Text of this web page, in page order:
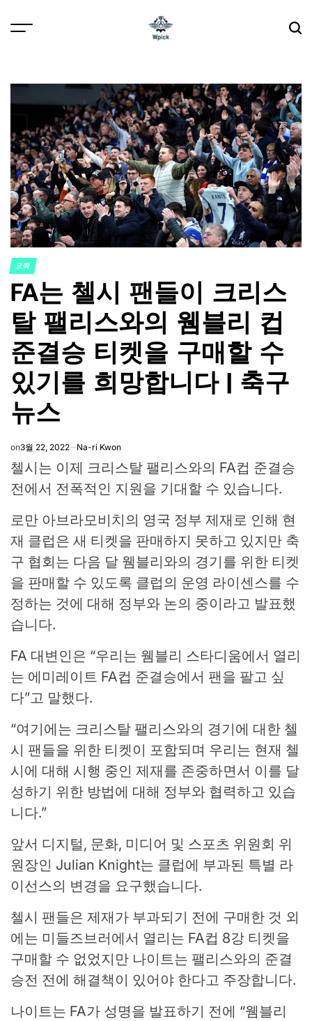
POSTED
IN
오락
FA는 첼시 팬들이 크리스
탈 팰리스와의 웸블리 컵
준결승 티켓을 구매할 수
있기를 희망합니다 | 축구
뉴스
on3월 22, 2022 Na-ri Kwon
첼시는 이제 크리스탈 팰리스와의 FA컵 준결승
전에서 전폭적인 지원을 기대할 수 있습니다.
로만 아브라모비치의 영국 정부 제재로 인해 현
재 클럽은 새 티켓을 판매하지 못하고 있지만 축
구 협회는 다음 달 웸블리와의 경기를 위한 티켓
을 판매할 수 있도록 클럽의 운영 라이센스를 수
정하는 것에 대해 정부와 논의 중이라고 발표했
습니다.
FA 대변인은 “우리는 웸블리 스타디움에서 열리
는 에미레이트 FA컵 준결승에서 팬을 팔고 싶
다”고 말했다.
“여기에는 크리스탈 팰리스와의 경기에 대한 첼
시 팬들을 위한 티켓이 포함되며 우리는 현재 첼
시에 대해 시행 중인 제재를 존중하면서 이를 달
성하기 위한 방법에 대해 정부와 협력하고 있습
니다.”
앞서 디지털, 문화, 미디어 및 스포츠 위원회 위
원장인 Julian Knight는 클럽에 부과된 특별 라
이선스의 변경을 요구했습니다.
첼시 팬들은 제재가 부과되기 전에 구매한 것 외
에는 미들즈브러에서 열리는 FA컵 8강 티켓을
구매할 수 없었지만 나이트는 팰리스와의 준결
승전 전에 해결책이 있어야 한다고 주장합니다.
나이트는 FA가 성명을 발표하기 전에 “웸블리